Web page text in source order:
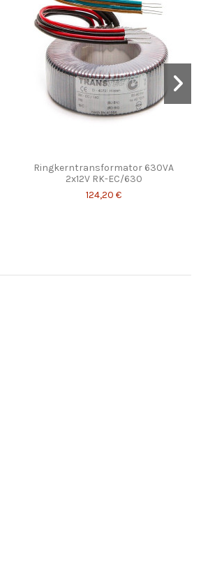
Ringkerntransformator 630VA
2x12V RK-EC/630
124,20 €